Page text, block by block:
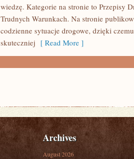
wiedzę. Kategorie na stronie to Przepisy
Trudnych Warunkach. Na stronie
codzienne sytuacje drogowe, dzięki
skuteczniej [ Read More ]
Archives
August 2026